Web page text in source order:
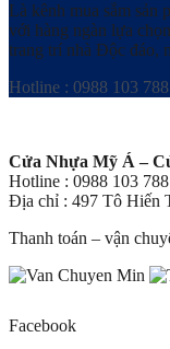
Là kênh mua sắm sản
với hàng ngàn lựa
trang trí nhà Độc đáo,
Hotline : 0988 103 788
Cửa Nhựa Mỹ Á –
Hotline : 0988 103 788
Địa chỉ : 497 Tô Hiến
Thanh toán – vận
Facebook